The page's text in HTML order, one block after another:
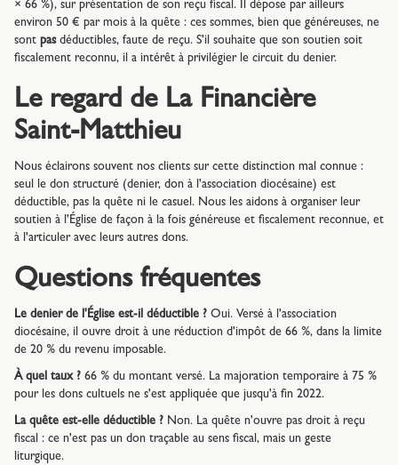
× 66 %), sur présentation de son reçu fiscal. Il dépose par ailleurs
environ 50 € par mois à la quête : ces sommes, bien que généreuses, ne
sont pasdéductibles, faute de reçu. S'il souhaite que son soutien soit
fiscalement reconnu, il a intérêt à privilégier le circuit du denier.
Le regard de La Financière
Saint-Matthieu
Nous éclairons souvent nos clients sur cette distinction mal connue :
seul le don structuré (denier, don à l'association diocésaine) est
déductible, pas la quête ni le casuel. Nous les aidons à organiser leur
soutien à l'Église de façon à la fois généreuse et fiscalement reconnue, et
à l'articuler avec leurs autres dons.
Questions fréquentes
Le denier de l'Église est-il déductible ? Oui. Versé à l'association
diocésaine, il ouvre droit à une réduction d'impôt de 66 %, dans la limite
de 20 % du revenu imposable.
À quel taux ? 66 % du montant versé. La majoration temporaire à 75 %
pour les dons cultuels ne s'est appliquée que jusqu'à fin 2022.
La quête est-elle déductible ? Non. La quête n'ouvre pas droit à reçu
fiscal : ce n'est pas un don traçable au sens fiscal, mais un geste
liturgique.